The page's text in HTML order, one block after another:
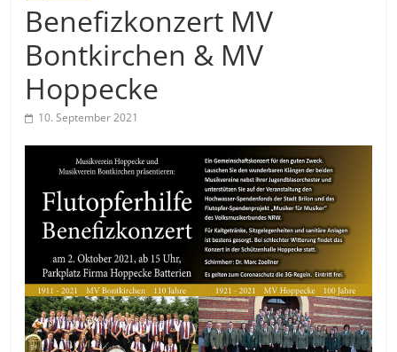
Benefizkonzert MV
Bontkirchen & MV
Hoppecke
10. September 2021